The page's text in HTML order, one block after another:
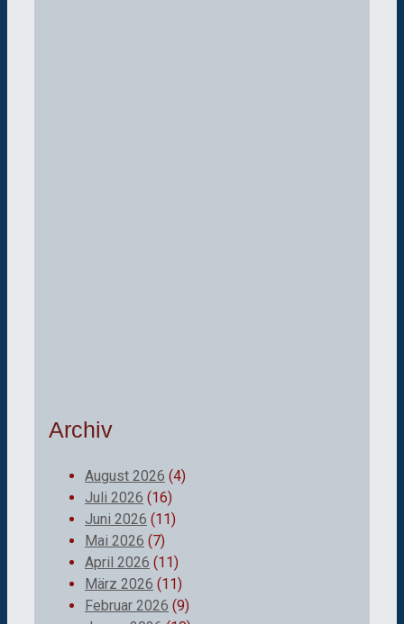
Archiv
August 2026 (4)
Juli 2026 (16)
Juni 2026 (11)
Mai 2026 (7)
April 2026 (11)
März 2026 (11)
Februar 2026 (9)